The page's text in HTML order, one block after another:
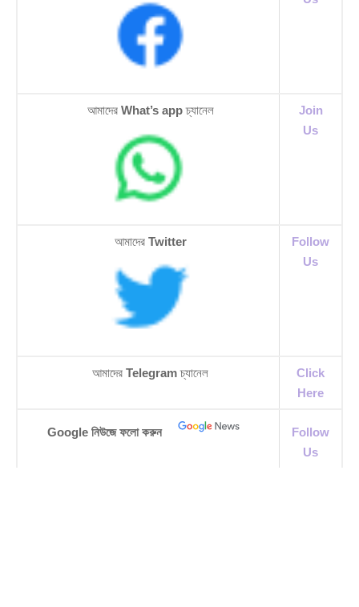
আমাদের What’s app চ্যানেল
Join
Us
আমাদের Twitter
Follow
Us
আমাদের Telegramচ্যানেল
Click
Here
Google নিউজে ফলো করুন
Follow
Us